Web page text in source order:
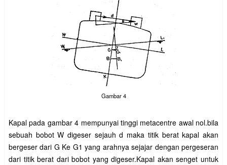
Gambar 4
Kapal pada gambar 4 mempunyai tinggi metacentre awal nol.bila
sebuah bobot W digeser sejauh d maka titik berat kapal akan
bergeser dari G Ke G1 yang arahnya sejajar dengan pergeseran
dari titik berat dari bobot yang digeser.Kapal akan senget untuk